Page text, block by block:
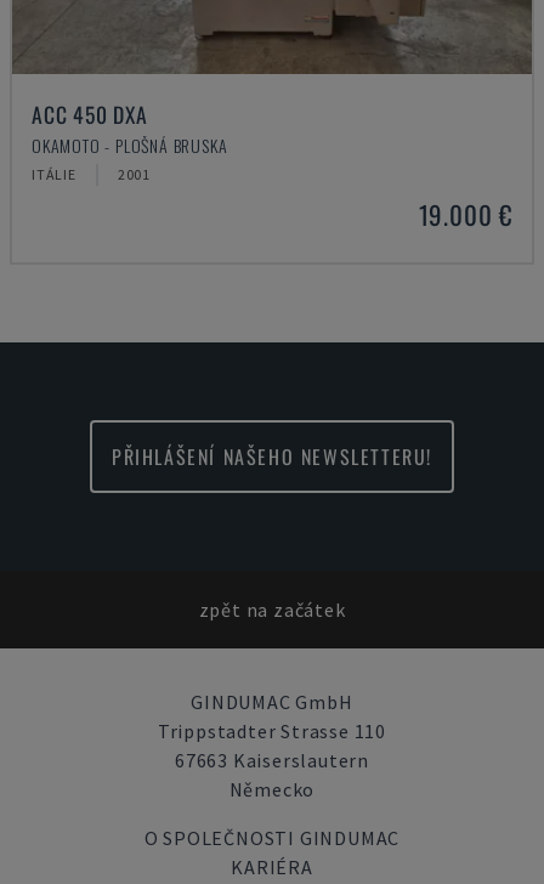
ACC 450 DXA
OKAMOTO - PLOŠNÁ BRUSKA
ITÁLIE 2001
19.000 €
PŘIHLÁŠENÍ NAŠEHO NEWSLETTERU!
zpět na začátek
GINDUMAC GmbH
Trippstadter Strasse 110
67663 Kaiserslautern
Německo
O SPOLEČNOSTI GINDUMAC
KARIÉRA